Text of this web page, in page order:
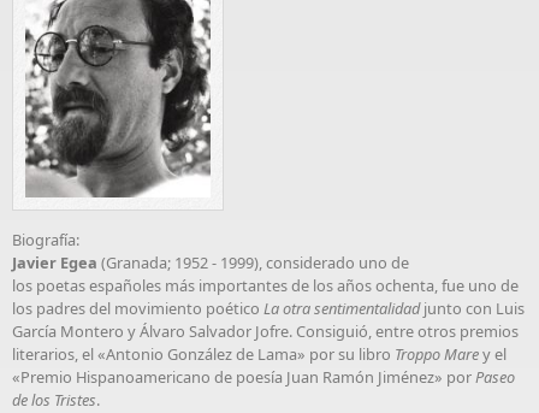
Biografía:
Javier Egea (Granada; 1952 - 1999), considerado uno de
los poetas españoles más importantes de los años ochenta, fue uno de
los padres del movimiento poético La otra sentimentalidadjunto con Luis
García Montero y Álvaro Salvador Jofre. Consiguió, entre otros premios
literarios, el «Antonio González de Lama» por su libro Troppo Marey el
«Premio Hispanoamericano de poesía Juan Ramón Jiménez» porPaseo
de los Tristes.